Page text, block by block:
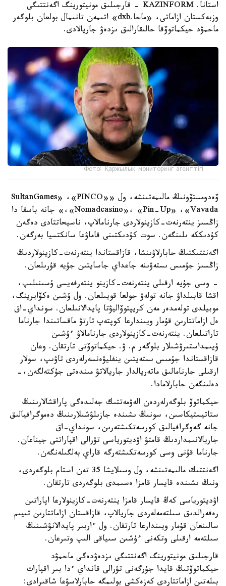
استانا. KAZINFORM - قارجىلىق مونيتورينگ اگەنتتىگى
وزبەكستان ازاماتى، «ماحا.dxb» اتىمەن تانىمال بولعان بلوگەر
ماحمۋد حيكماتوۆقا حالىقارالىق ىزدەۋ جاريالادى.
Фото: Қаржылық мониторинг агенттігі
ۆەدومستۆونىڭ مالىمەتىنشە، ول «SultanGames» ،«PINCO»
،«Nomadcasino»، «Pin-Up» ،«Vavada» جانە باسقا دا
زاڭسىز ينتەرنەت-كازينولاردى جارنامالاپ، ناسيحاتتادى دەگەن
كۇدىككە ىلىنگەن. سوت كۇدىكتىنى قاماۋعا سانكتسيا بەرگەن.
اگەنتتىكتىڭ حابارلاۋىنشا، قازاقستاندا ينتەرنەت-كازينولاردىڭ
زاڭسىز جۇمىس ىستەۋىنە جاعداي جاسايتىن جۇيە قۇرىلعان.
- وسى جۇيە ارقىلى ينتەرنەت-كازينو ينتەرفەيسى ۇسىنىلىپ،
اقشا قابىلداۋ جانە تولەۋ جولعا قويىلعان. ول ۇشىن ەكۆايرينگ،
موبيلدى تولەمدەر مەن كريپتوۆاليۋتا پايدالانىلعان. سونداي-اق
ەل ازاماتتارىن قۇمار ويىندارعا كوپتەپ تارتۋ ماقساتىندا جارناما
تاراتىلعان. ينتەرنەت-كازينولاردى جارنامالاۋ ءۇشىن
ۇيىمداستىرۋشىلار بلوگەر م. ۋ. حيكماتوۆتى تارتقان. وعان
قازاقستاندا جۇمىس ىستەيتىن ينفليۋەنسەرلەردى تاۋىپ، سولار
ارقىلى جارنامالىق ماتەريالدار جاريالاتۋ مىندەتى جۇكتەلگەن،-
دەلىنگەن حابارلامادا.
حيكماتوۆ بلوگەرلەردەن الەۋمەتتىك جەلىدەگى پاراقشالارىنىڭ
ستاتيستيكاسىن، سونىڭ ىشىندە جازىلۋشىلارىنىڭ دەموگرافيالىق
جانە گەوگرافيالىق كورسەتكىشتەرىن، سونداي-اق
جاريالانىمداردىڭ قامتۋ اۋديتورياسى تۋرالى اقپاراتتى جيناعان.
جارناما قۇنى وسى كورسەتكىشتەرگە قاراي بەلگىلەنگەن.
اگەنتتىك مالىمەتىنشە، ول وسىلايشا 35 تەن استام بلوگەردى،
ونىڭ ىشىندە قايسار قامزا ەسىمدى بلوگەردى تارتقان.
اۋديتورياسى كەڭ قايسار قامزا ينتەرنەت-كازينولارعا اپاراتىن
رەفەرالدىق سىلتەمەلەردى جاريالاپ، قازاقستان ازاماتتارىن تىيىم
سالىنعان قۇمار ويىندارعا تارتقان. ول ءاربىر پايدالانۋشىنىڭ
سىلتەمە ارقىلى وتكەنى ءۇشىن سىياقى الىپ وتىرعان.
قارجىلىق مونيتورينگ اگەنتتىگى ىزدەۋدەگى ماحمۋد
حيكماتوۆتىڭ قايدا جۇرگەنى تۋرالى قانداي ءدا بىر اقپارات
بىلەتىن ازاماتتاردى كەزەكشى بولىمگە حابارلاسۋعا شاقىرادى: